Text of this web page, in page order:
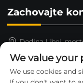
Zachovajte
Dedina Libei,
15325652000
We value your
We use cookies and